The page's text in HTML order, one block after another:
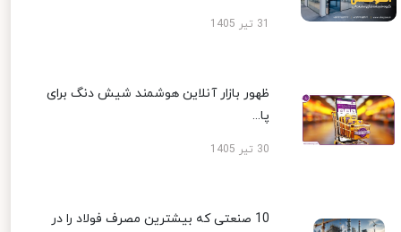
ظهور بازار آنلاین هوشمند شیش دنگ برای
پا...
30 تیر 1405
10 صنعتی که بیشترین مصرف فولاد را در